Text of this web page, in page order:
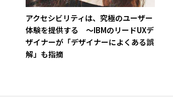
アクセシビリティは、究極のユーザー
体験を提供する ～IBMのリードUXデ
ザイナーが「デザイナーによくある誤
解」も指摘